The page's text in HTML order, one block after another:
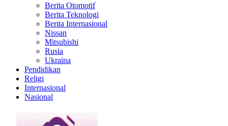
Berita Otomotif
Berita Teknologi
Berita Internasional
Nissan
Mitsubishi
Rusia
Ukraina
Pendidikan
Religi
Internasional
Nasional